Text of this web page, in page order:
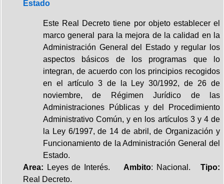
Estado
Este Real Decreto tiene por objeto establecer el
marco general para la mejora de la calidad en la
Administración General del Estado y regular los
aspectos básicos de los programas que lo
integran, de acuerdo con los principios recogidos
en el artículo 3 de la Ley 30/1992, de 26 de
noviembre, de Régimen Jurídico de las
Administraciones Públicas y del Procedimiento
Administrativo Común, y en los artículos 3 y 4 de
la Ley 6/1997, de 14 de abril, de Organización y
Funcionamiento de la Administración General del
Estado.
Area: Leyes de Interés. Ambito: Nacional.Tipo:
Real Decreto.